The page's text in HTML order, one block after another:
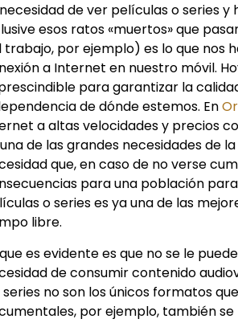
de ver películas o series
esos ratos «muertos» que
trabajo, por ejemplo) es lo que nos
a Internet en nuestro móvil.
para garantizar la
de dónde estemos. En
a altas velocidades y precios
de las grandes necesidades de
que, en caso de no verse
para una población
o series es ya una de las
libre.
es evidente es que no se le
de consumir contenido
series no son los únicos formatos
por ejemplo, también